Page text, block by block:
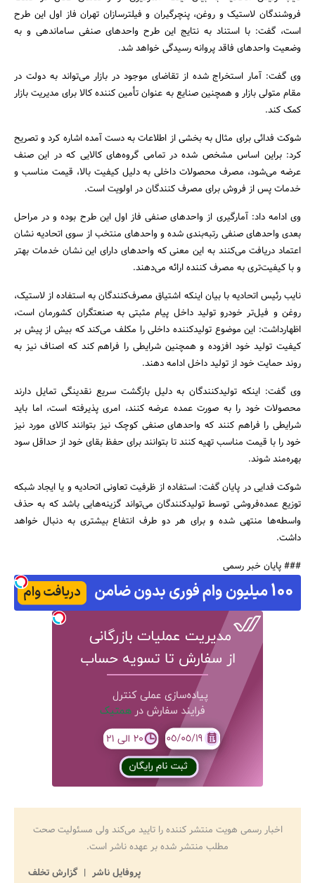
فروشندگان لاستیک و روغن، پنچرگیران و فیلترسازان تهران فاز اول این طرح
است، گفت: با استناد به نتایج این طرح واحدهای صنفی ساماندهی و به
وضعیت واحدهای فاقد پروانه رسیدگی خواهد شد.
وی گفت: آمار استخراج شده از تقاضای موجود در بازار می‌تواند به دولت در
مقام متولی بازار و همچنین صنایع به عنوان تأمین کننده کالا برای مدیریت بازار
کمک کند.
شوکت فدائی برای مثال به بخشی از اطلاعات به دست آمده اشاره کرد و تصریح
کرد: براین اساس مشخص شده در تمامی گروه‌های کالایی که در این صنف
عرضه می‌شود، مصرف محصولات داخلی به دلیل کیفیت بالا، قیمت مناسب و
خدمات پس از فروش برای مصرف کنندگان در اولویت است.
وی ادامه داد: آمارگیری از واحدهای صنفی فاز اول این طرح بوده و در مراحل
بعدی واحدهای صنفی رتبه‌بندی شده و واحدهای منتخب از سوی اتحادیه نشان
اعتماد دریافت می‌کنند به این معنی که واحدهای دارای این نشان خدمات بهتر
و با کیفیت‌تری به مصرف کننده ارائه می‌دهند.
نایب رئیس اتحادیه با بیان اینکه اشتیاق مصرف‌کنندگان به استفاده از لاستیک،
روغن و فیل‌تر خودرو تولید داخل پیام مثبتی به صنعتگران‌ کشورمان است،
اظهارداشت: این موضوع تولیدکننده داخلی را مکلف می‌کند که بیش از پیش بر
کیفیت تولید خود افزوده و همچنین شرایطی را فراهم کند که اصناف نیز به
روند حمایت خود از تولید داخل ادامه دهند.
وی گفت: اینکه تولیدکنندگان به دلیل بازگشت سریع نقدینگی تمایل دارند
محصولات خود را به صورت عمده عرضه‌ کنند، امری پذیرفته است، اما باید
شرایطی را فراهم کنند که واحدهای صنفی کوچک نیز بتوانند کالای مورد نیز
خود را با قیمت مناسب تهیه کنند تا بتوانند برای حفظ بقای خود از حداقل سود
بهره‌مند شوند.
شوکت فدایی در پایان گفت: استفاده از ظرفیت تعاونی اتحادیه و یا ایجاد شبکه
توزیع عمده‌فروشی توسط تولیدکنندگان می‌تواند گزینه‌هایی باشد که به حذف
واسطه‌ها منتهی شده و برای هر دو طرف انتفاع بیشتری به دنبال خواهد
داشت.
### پایان خبر رسمی
اخبار رسمی هویت منتشر کننده را تایید می‌کند ولی مسئولیت صحت
مطلب منتشر شده بر عهده ناشر است.
پروفایل ناشر
گزارش تخلف